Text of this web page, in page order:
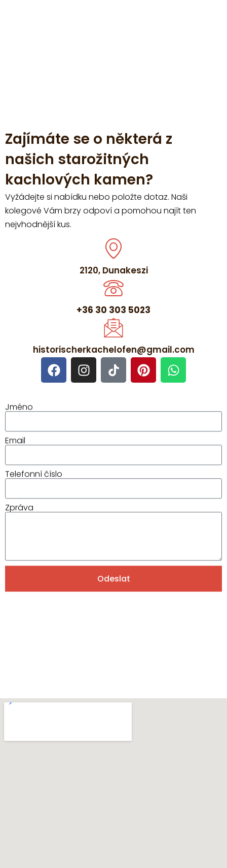
Zajímáte se o některá z
našich starožitných
kachlových kamen?
Vyžádejte si nabídku nebo položte dotaz. Naši
kolegové Vám brzy odpoví a pomohou najít ten
nejvhodnější kus.
2120, Dunakeszi
+36 30 303 5023
historischerkachelofen@gmail.com
Jméno
Email
Telefonní číslo
Zpráva
Odeslat